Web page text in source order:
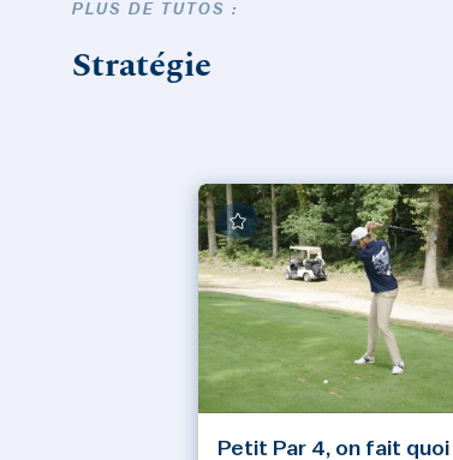
PLUS DE TUTOS :
Stratégie
Petit Par 4, on fait quoi